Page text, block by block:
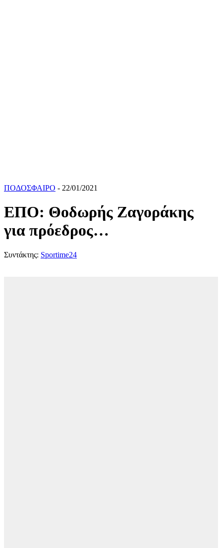
ΠΟΔΟΣΦΑΙΡΟ - 22/01/2021
ΕΠΟ: Θοδωρής Ζαγοράκης
για πρόεδρος…
Συντάκτης: Sportime24